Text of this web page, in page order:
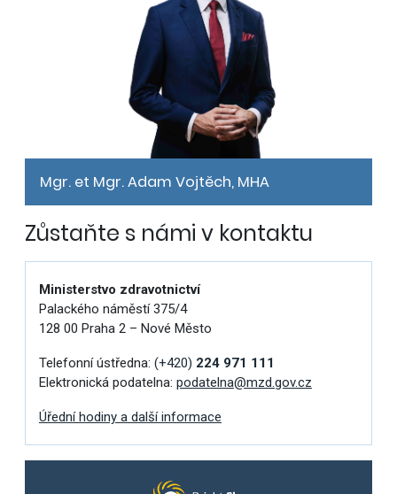
Mgr. et Mgr. Adam Vojtěch, MHA
Zůstaňte s námi v kontaktu
Ministerstvo zdravotnictví
Palackého náměstí 375/4
128 00 Praha 2 – Nové Město
Telefonní ústředna: (+420) 224 971 111
Elektronická podatelna: podatelna@mzd.gov.cz
Úřední hodiny a další informace